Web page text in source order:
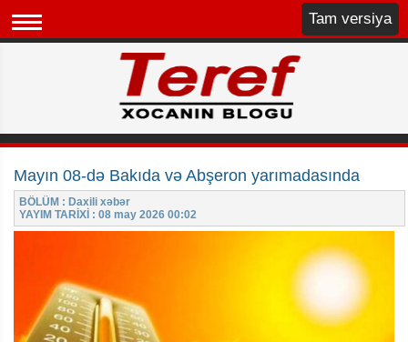
Tam versiya
Mayın 08-də Bakıda və Abşeron yarımadasında
BÖLÜM : Daxili xəbər
YAYIM TARİXİ : 08 may 2026 00:02